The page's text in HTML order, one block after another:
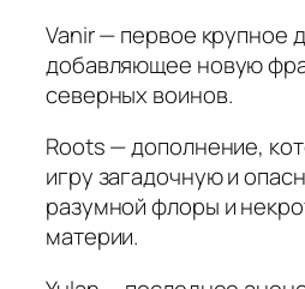
Vanir — первое крупное
добавляющее новую
северных воинов.
Roots — дополнение,
игру загадочную и
разумной флоры и
материи.